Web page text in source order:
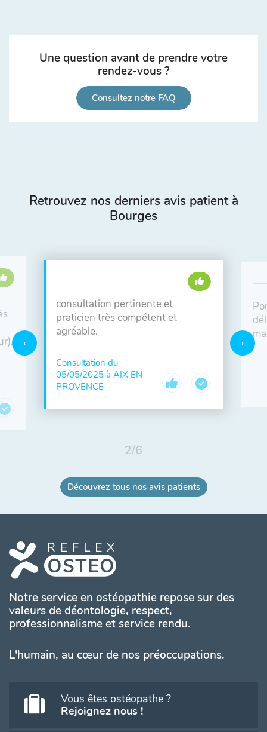
Une question avant de prendre votre
rendez-vous ?
Consultez notre FAQ
Retrouvez nos derniers avis patient à
Bourges
consultation pertinente et
praticien très compétent et
agréable.
Consultation du
05/05/2025 à AIX EN
PROVENCE
2/6
Découvrez tous nos avis patients
Notre service en ostéopathie repose sur des
valeurs de déontologie, respect,
professionnalisme et service rendu.
L'humain, au cœur de nos préoccupations.
Vous êtes ostéopathe ?
Rejoignez nous !